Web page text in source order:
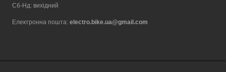
Сб-Нд: вихідний
Електронна пошта: electro.bike.ua@gmail.com